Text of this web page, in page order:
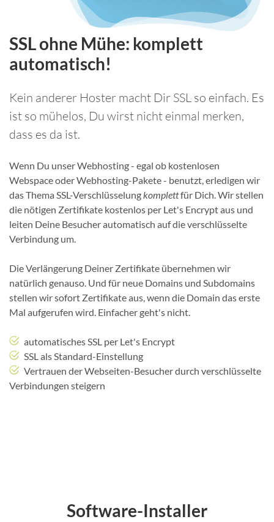
SSL ohne Mühe: komplett
automatisch!
Kein anderer Hoster macht Dir SSL so einfach. Es
ist so mühelos, Du wirst nicht einmal merken,
dass es da ist.
Wenn Du unser Webhosting - egal ob kostenlosen
Webspace oder Webhosting-Pakete - benutzt, erledigen wir
das Thema SSL-Verschlüsselungkomplettfür Dich. Wir stellen
die nötigen Zertifikate kostenlos per Let's Encrypt aus und
leiten Deine Besucher automatisch auf die verschlüsselte
Verbindung um.
Die Verlängerung Deiner Zertifikate übernehmen wir
natürlich genauso. Und für neue Domains und Subdomains
stellen wir sofort Zertifikate aus, wenn die Domain das erste
Mal aufgerufen wird. Einfacher geht's nicht.
automatisches SSL per Let's Encrypt
SSL als Standard-Einstellung
Vertrauen der Webseiten-Besucher durch verschlüsselte
Verbindungen steigern
Software-Installer